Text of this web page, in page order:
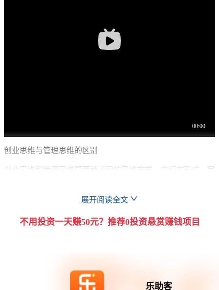
创业思维与管理思维的区别
创业思维和管理思维是两种不同的思维方式，它们在形成、目
形成与目标角度
展开阅读全文
不用投资一天赚50元？推荐0投资悬赏赚钱项目
乐助客